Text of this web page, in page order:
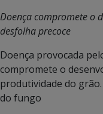
Doença compromete o
desfolha precoce
Doença provocada
compromete o
produtividade do
do fungo